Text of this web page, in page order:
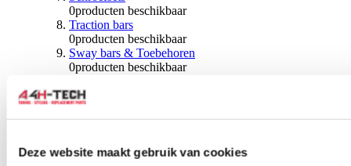
Deze website maakt gebruik van cookies
0producten beschikbaar
Traction bars
0producten beschikbaar
Sway bars & Toebehoren
0producten beschikbaar
0producten beschikbaar
Wiellagers & Naven
0producten beschikbaar